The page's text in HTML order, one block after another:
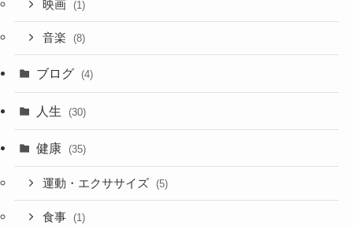
映画 (1)
音楽 (8)
ブログ (4)
人生 (30)
健康 (35)
運動・エクササイズ (5)
食事 (1)